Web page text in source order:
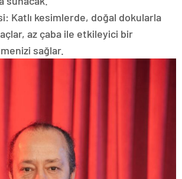
Katlı kesimlerde, doğal dokularla
az çaba ile etkileyici bir
sağlar.